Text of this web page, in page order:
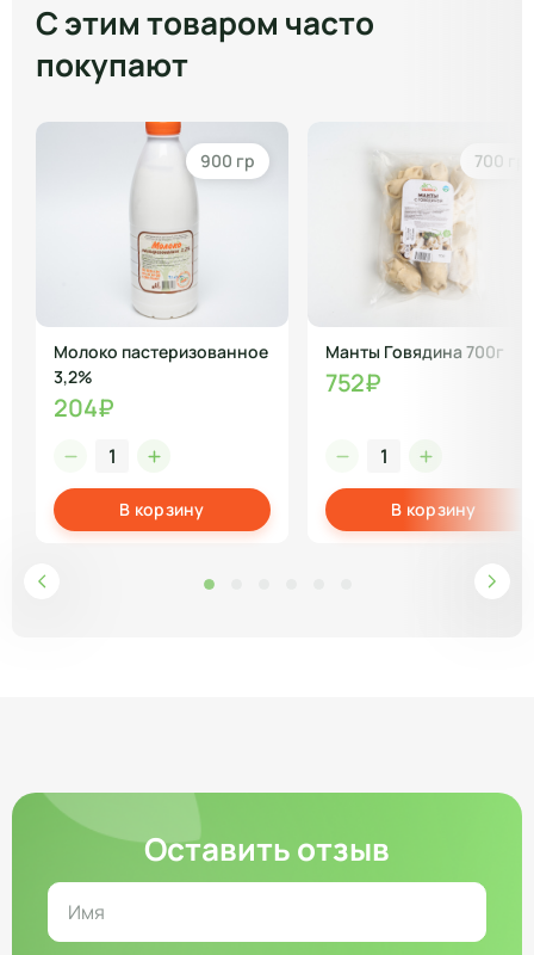
С этим товаром часто
покупают
900 гр
Молоко пастеризованное
3,2%
204₽
В корзину
700 гр
Манты Говядина 700г
752₽
В корзину
Оставить отзыв